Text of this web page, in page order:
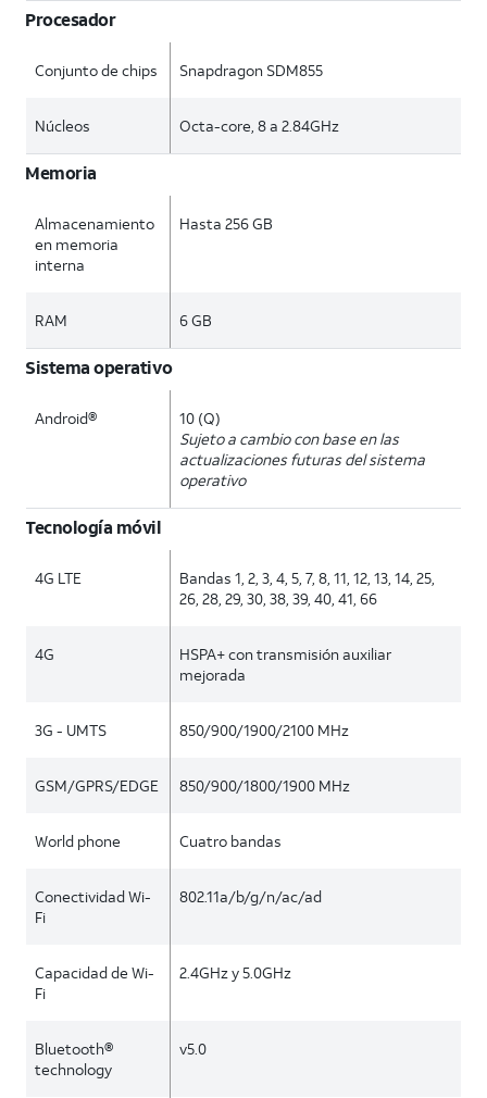
Procesador
Conjunto de chips Snapdragon SDM855
Núcleos Octa-core, 8 a 2.84GHz
Memoria
Almacenamiento
en memoria
interna
Hasta 256 GB
RAM 6 GB
Sistema operativo
Android®
10 (Q)
Sujeto a cambio con base en las
actualizaciones futuras del sistema
operativo
Tecnología móvil
4G LTE
Bandas 1, 2, 3, 4, 5, 7, 8, 11, 12, 13, 14, 25,
26, 28, 29, 30, 38, 39, 40, 41, 66
4G
HSPA+ con transmisión auxiliar
mejorada
3G - UMTS 850/900/1900/2100 MHz
GSM/GPRS/EDGE 850/900/1800/1900 MHz
World phone Cuatro bandas
Conectividad Wi-
Fi
802.11a/b/g/n/ac/ad
Capacidad de Wi-
Fi
2.4GHz y 5.0GHz
Bluetooth®
technology
v5.0